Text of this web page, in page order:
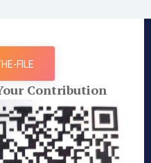
FILE
Contribution